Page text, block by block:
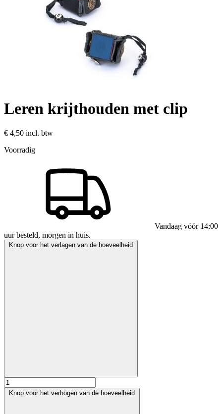
Leren krijthouden met clip
€ 4,50 incl. btw
Voorradig
Vandaag vóór 14:00
uur besteld, morgen in huis.
Knop voor het verlagen van de hoeveelheid
Knop voor het verhogen van de hoeveelheid